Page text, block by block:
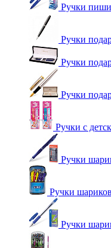
Ручки
Ручки
Ручки
Ручки
Ручки с
Ручки
Ручки
Ручки